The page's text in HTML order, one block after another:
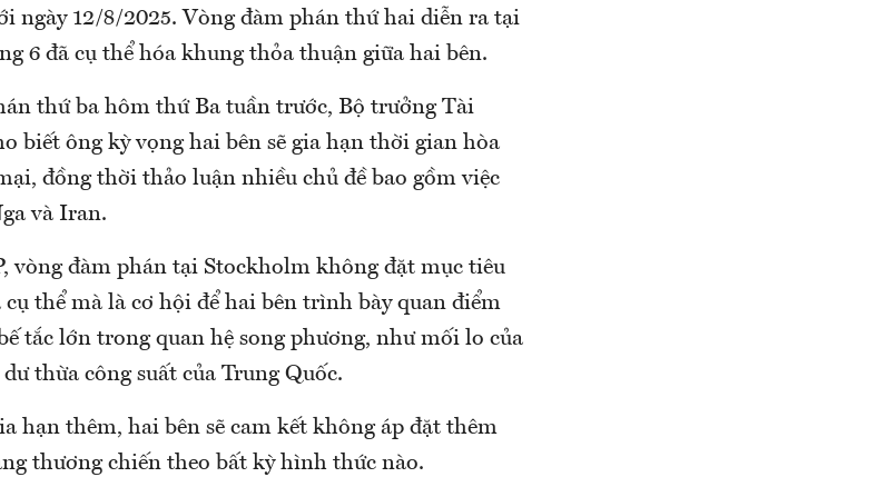
ngày 12/8/2025. Vòng đàm phán thứ hai diễn ra tại
6 đã cụ thể hóa khung thỏa thuận giữa hai bên.
thứ ba hôm thứ Ba tuần trước, Bộ trưởng Tài
biết ông kỳ vọng hai bên sẽ gia hạn thời gian hòa
đồng thời thảo luận nhiều chủ đề bao gồm việc
và Iran.
vòng đàm phán tại Stockholm không đặt mục tiêu
cụ thể mà là cơ hội để hai bên trình bày quan điểm
tắc lớn trong quan hệ song phương, như mối lo của
thừa công suất của Trung Quốc.
hạn thêm, hai bên sẽ cam kết không áp đặt thêm
thương chiến theo bất kỳ hình thức nào.